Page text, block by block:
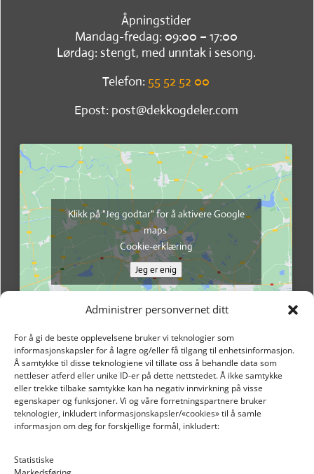
Administrer personvernet ditt
For å gi de beste opplevelsene bruker vi teknologier som
informasjonskapsler for å lagre og/eller få tilgang til enhetsinformasjon.
Å samtykke til disse teknologiene vil tillate oss å behandle data som
nettleser atferd eller unike ID-er på dette nettstedet. Å ikke samtykke
eller trekke tilbake samtykke kan ha negativ innvirkning på visse
egenskaper og funksjoner. Vi og våre forretningspartnere bruker
teknologier, inkludert informasjonskapsler/«cookies» til å samle
informasjon om deg for forskjellige formål, inkludert:
Statistiske
Åpningstider
Mandag-fredag: 09:00 – 17:00
Lørdag: stengt, med unntak i sesong.
Telefon: 55 52 52 00
Epost: post@dekkogdeler.com
Klikk på "Jeg godtar" for å aktivere Google
maps
Cookie-erklæring
Jeg er enig